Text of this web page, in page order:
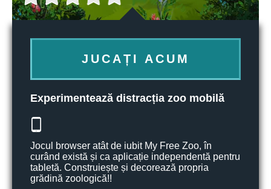
JUCAȚI ACUM
Experimentează distracția zoo mobilă
Jocul browser atât de iubit My Free Zoo, în
curând există și ca aplicație independentă pentru
tabletă. Construiește și decorează propria
grădină zoologică!!